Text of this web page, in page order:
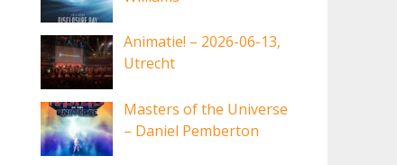
Animatie! – 2026-06-13,
Utrecht
Masters of the Universe
– Daniel Pemberton